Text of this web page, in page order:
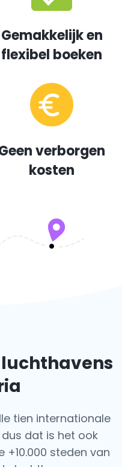
Gemakkelijk en
flexibel boeken
verborgen
kosten
tien internationale
dat is het ook
steden van